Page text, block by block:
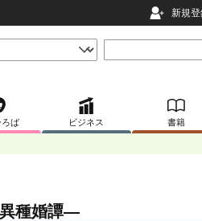
新規
ば ビジネス 書籍
異種婚譚―